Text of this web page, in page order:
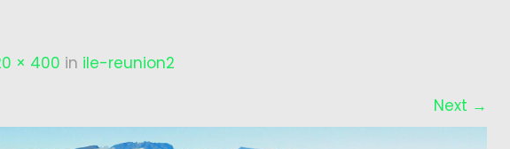
× 400 in ile-reunion2
Next →